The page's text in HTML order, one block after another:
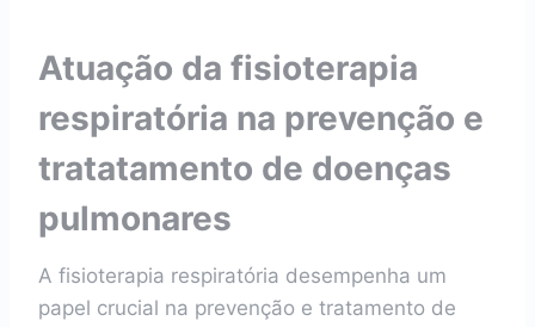
Atuação da fisioterapia
respiratória na prevenção e
tratatamento de doenças
pulmonares
A fisioterapia respiratória desempenha um
papel crucial na prevenção e tratamento de